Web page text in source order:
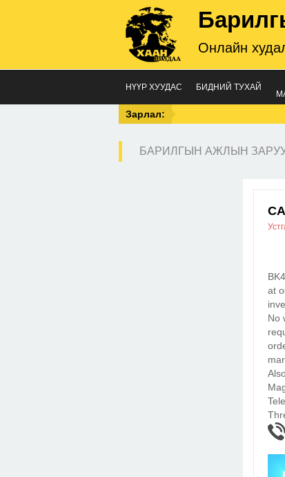
Онлайн
НҮҮР ХУУДАС БИДНИЙ ТУХАЙ
Зарлал:
БАРИЛГЫН АЖЛЫН
at
No